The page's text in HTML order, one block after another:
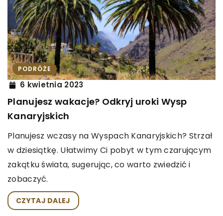
PODRÓŻE
6 kwietnia 2023
Planujesz wakacje? Odkryj uroki Wysp
Kanaryjskich
Planujesz wczasy na Wyspach Kanaryjskich? Strzał
w dziesiątkę. Ułatwimy Ci pobyt w tym czarującym
zakątku świata, sugerując, co warto zwiedzić i
zobaczyć.
CZYTAJ DALEJ